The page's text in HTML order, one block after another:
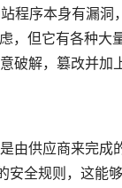
程序本身有漏
，但它有各种大
破解，篡改并加
由供应商来完成
全规则，这能